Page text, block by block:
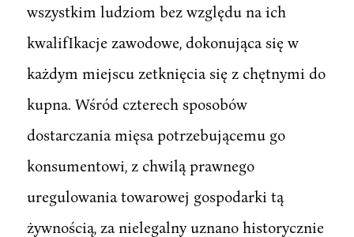
wszystkim ludziom bez względu na ich
kwalifIkacje zawodowe, dokonująca się w
każdym miejscu zetknięcia się z chętnymi do
kupna. Wśród czterech sposobów
dostarczania mięsa potrzebującemu go
konsumentowi, z chwilą prawnego
uregulowania towarowej gospodarki tą
żywnością, za nielegalny uznano historycznie